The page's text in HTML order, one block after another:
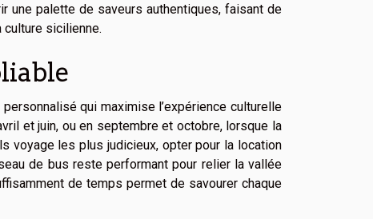
une palette de saveurs authentiques, faisant de
sicilienne.
qui maximise l’expérience culturelle
et juin, ou en septembre et octobre, lorsque la
voyage les plus judicieux, opter pour la location
de bus reste performant pour relier la vallée
de temps permet de savourer chaque